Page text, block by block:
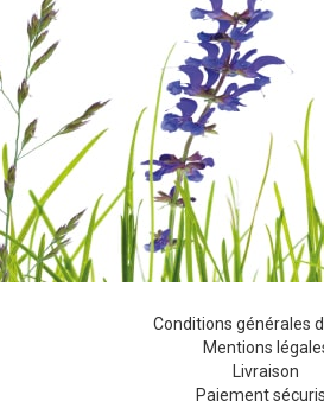
Conditions générales
Mentions
Livraison
Paiement